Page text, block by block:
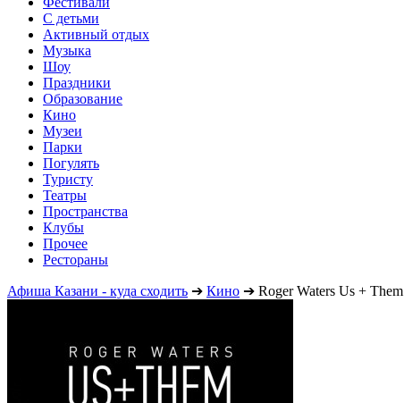
С детьми
Активный отдых
Музыка
Шоу
Праздники
Образование
Кино
Музеи
Парки
Погулять
Туристу
Театры
Пространства
Клубы
Прочее
Рестораны
Афиша Казани - куда сходить ➔ Кино ➔ Roger Waters Us + Them